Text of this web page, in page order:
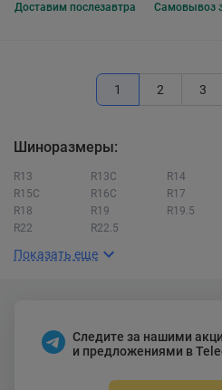
Доставим послезавтра Самовывоз
1 2 3
Шиноразмеры:
R13 R13C R14
R15C
R16C R17
R18
R19 R19.5
R22
R22.5
Показать еще
Следите за нашими
и предложениями в